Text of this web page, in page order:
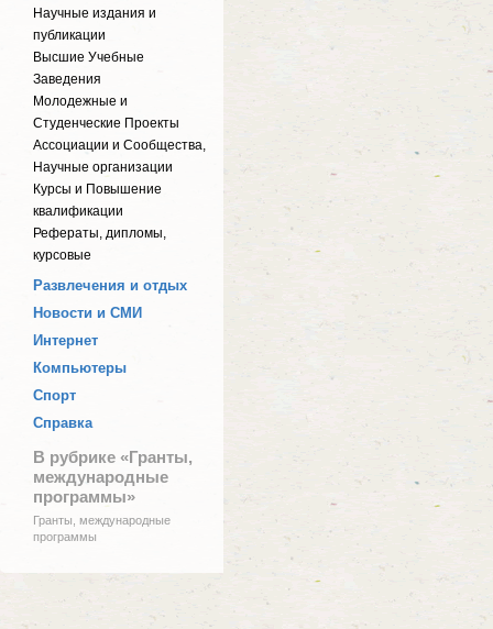
Научные издания и
публикации
Высшие Учебные
Заведения
Молодежные и
Студенческие Проекты
Ассоциации и Сообщества,
Научные организации
Курсы и Повышение
квалификации
Рефераты, дипломы,
курсовые
Развлечения и отдых
Новости и СМИ
Интернет
Компьютеры
Спорт
Справка
В рубрике «Гранты,
международные
программы»
Гранты, международные
программы